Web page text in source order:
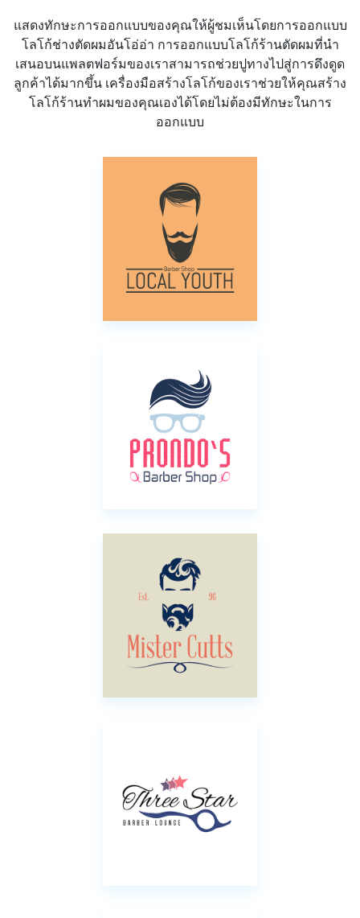
แสดงทักษะการออกแบบของคุณให้ผู้ชมเห็นโดยการออกแบบ
โลโก้ช่างตัดผมอันโอ่อ่า การออกแบบโลโก้ร้านตัดผมที่นำ
เสนอบนแพลตฟอร์มของเราสามารถช่วยปูทางไปสู่การดึงดูด
ลูกค้าได้มากขึ้น เครื่องมือสร้างโลโก้ของเราช่วยให้คุณสร้าง
โลโก้ร้านทำผมของคุณเองได้โดยไม่ต้องมีทักษะในการ
ออกแบบ